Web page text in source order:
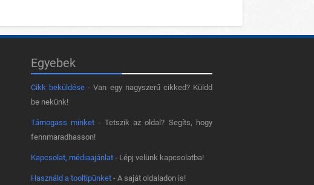
Egyebek
Cikk beküldése - Van egy nagyszerű cikked? Küldd
be nekünk!
Támogass minket - Tetszik az oldal? Segíts, hogy
fennmaradhasson!
Kapcsolat, médiaajánlat - Lépj velünk kapcsolatba!
Használd a tooltipünket - A saját oldaladon is!